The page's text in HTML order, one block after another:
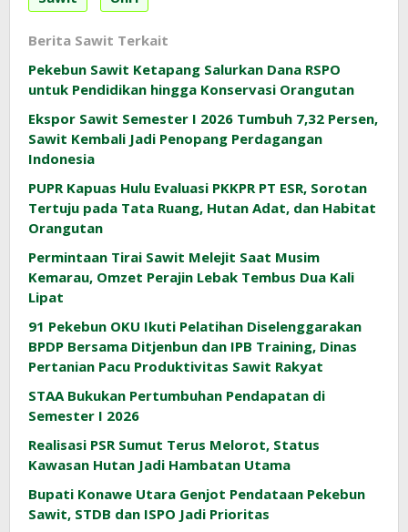
Berita Sawit Terkait
Pekebun Sawit Ketapang Salurkan Dana RSPO
untuk Pendidikan hingga Konservasi Orangutan
Ekspor Sawit Semester I 2026 Tumbuh 7,32 Persen,
Sawit Kembali Jadi Penopang Perdagangan
Indonesia
PUPR Kapuas Hulu Evaluasi PKKPR PT ESR, Sorotan
Tertuju pada Tata Ruang, Hutan Adat, dan Habitat
Orangutan
Permintaan Tirai Sawit Melejit Saat Musim
Kemarau, Omzet Perajin Lebak Tembus Dua Kali
Lipat
91 Pekebun OKU Ikuti Pelatihan Diselenggarakan
BPDP Bersama Ditjenbun dan IPB Training, Dinas
Pertanian Pacu Produktivitas Sawit Rakyat
STAA Bukukan Pertumbuhan Pendapatan di
Semester I 2026
Realisasi PSR Sumut Terus Melorot, Status
Kawasan Hutan Jadi Hambatan Utama
Bupati Konawe Utara Genjot Pendataan Pekebun
Sawit, STDB dan ISPO Jadi Prioritas